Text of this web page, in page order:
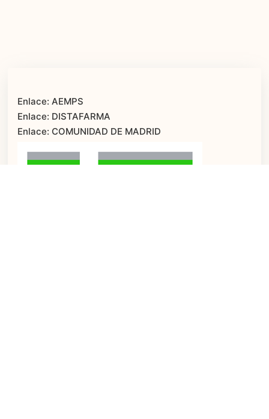
Enlace: AEMPS
Enlace: DISTAFARMA
Enlace: COMUNIDAD DE MADRID